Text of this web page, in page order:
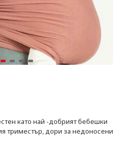
като най -добрият бебешки
триместър, дори за недоносени